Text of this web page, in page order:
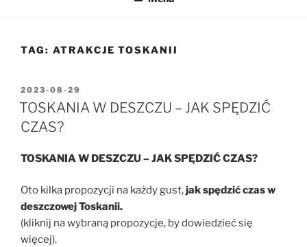
TAG: ATRAKCJE TOSKANII
OPUBLIKOWANE
W
2023-08-29
TOSKANIA W DESZCZU – JAK SPĘDZIĆ
CZAS?
TOSKANIA W DESZCZU – JAK SPĘDZIĆ CZAS?
Oto kilka propozycji na każdy gust,jak spędzić czas w
deszczowej Toskanii.
(kliknij na wybraną propozycje, by dowiedzieć się
więcej).